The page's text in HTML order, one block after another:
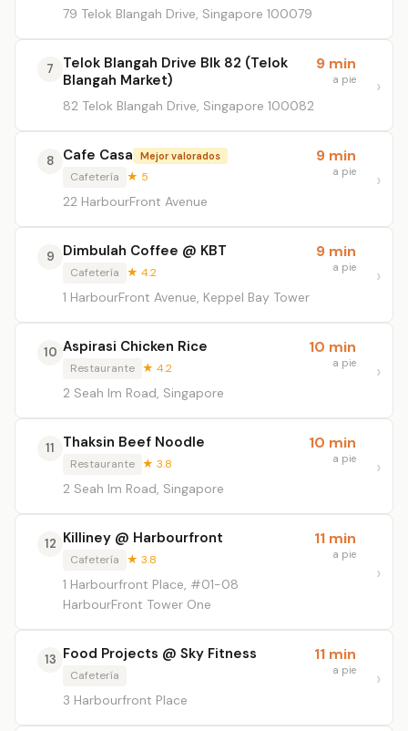
79 Telok Blangah Drive, Singapore 100079
7
Telok Blangah Drive Blk 82 (Telok
Blangah Market)
82 Telok Blangah Drive, Singapore 100082
9 min
a pie
8 Cafe Casa Mejor valorados
Cafetería ★ 5
22 HarbourFront Avenue
9 min
a pie
9 Dimbulah Coffee @ KBT
Cafetería ★ 4.2
1 HarbourFront Avenue, Keppel Bay Tower
9 min
a pie
10 Aspirasi Chicken Rice
Restaurante ★ 4.2
2 Seah Im Road, Singapore
10 min
a pie
11 Thaksin Beef Noodle
Restaurante ★ 3.8
2 Seah Im Road, Singapore
10 min
a pie
12 Killiney @ Harbourfront
Cafetería ★ 3.8
1 Harbourfront Place, #01-08
HarbourFront Tower One
11 min
a pie
13 Food Projects @ Sky Fitness
Cafetería
3 Harbourfront Place
11 min
a pie